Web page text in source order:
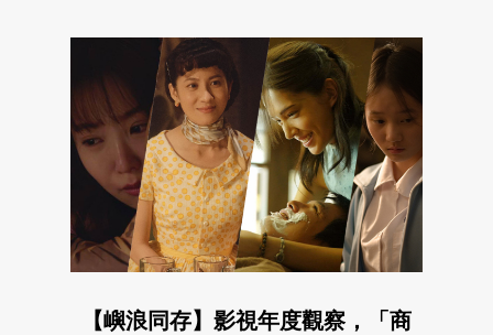
【嶼浪同存】影視年度觀察，「商